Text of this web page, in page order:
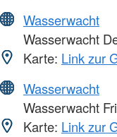
Wasserwacht
Wasserwacht
Karte: Link zur
Wasserwacht
Wasserwacht
Karte: Link zur